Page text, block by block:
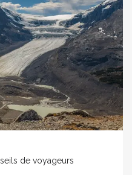
de voyageurs